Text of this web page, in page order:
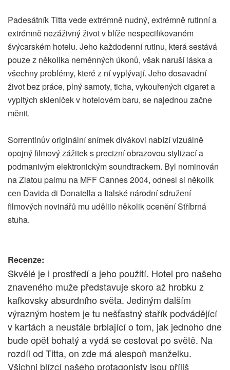
Padesátník Titta vede extrémně nudný, extrémně rutinní a
extrémně nezáživný život v blíže nespecifikovaném
švýcarském hotelu. Jeho každodenní rutinu, která sestává
pouze z několika neměnných úkonů, však naruší láska a
všechny problémy, které z ní vyplývají. Jeho dosavadní
život bez práce, plný samoty, ticha, vykouřených cigaret a
vypitých skleniček v hotelovém baru, se najednou začne
měnit.
Sorrentinův originální snímek divákovi nabízí vizuálně
opojný filmový zážitek s precizní obrazovou stylizací a
podmanivým elektronickým soundtrackem. Byl nominován
na Zlatou palmu na MFF Cannes 2004, odnesl si několik
cen Davida di Donatella a Italské národní sdružení
filmových novinářů mu udělilo několik ocenění Stříbrná
stuha.
Recenze:
Skvělé je i prostředí a jeho použití. Hotel pro našeho
znaveného muže představuje skoro až hrobku z
kafkovsky absurdního světa. Jediným dalším
výrazným hostem je tu nešťastný stařík podvádějící
v kartách a neustále brblající o tom, jak jednoho dne
bude opět bohatý a vydá se cestovat po světě. Na
rozdíl od Titta, on zde má alespoň manželku.
Všichni blízcí našeho protagonisty jsou příliš